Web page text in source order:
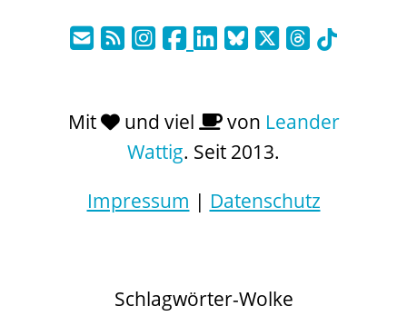
Mit und viel von Leander
Wattig. Seit 2013.
Impressum | Datenschutz
Schlagwörter-Wolke